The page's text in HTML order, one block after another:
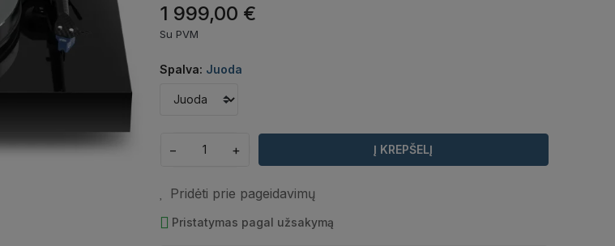
1 999,00 €
Su PVM
Spalva: Juoda
− + Į KREPŠELĮ
Pridėti prie pageidavimų
Pristatymas pagal užsakymą